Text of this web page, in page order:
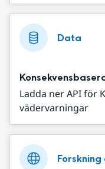
Data
Ladda ner API för
vädervarningar